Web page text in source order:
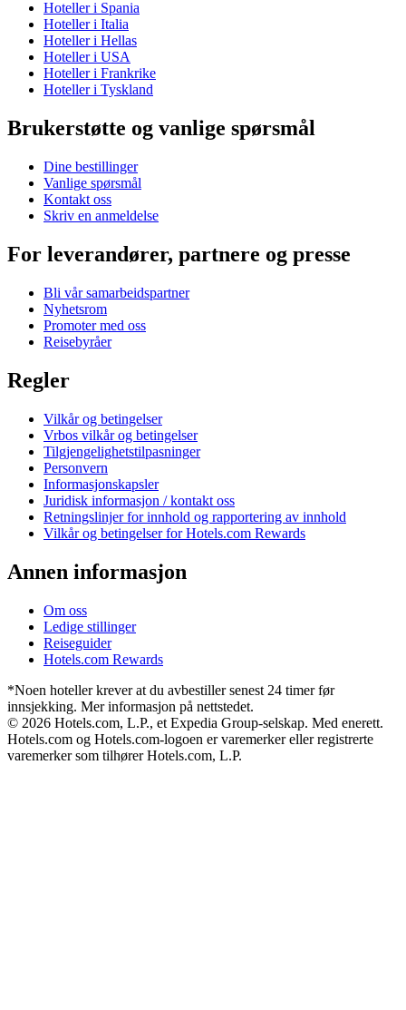
Hoteller i Spania
Hoteller i Italia
Hoteller i Hellas
Hoteller i USA
Hoteller i Frankrike
Hoteller i Tyskland
Brukerstøtte og vanlige spørsmål
Dine bestillinger
Vanlige spørsmål
Kontakt oss
Skriv en anmeldelse
For leverandører, partnere og presse
Bli vår samarbeidspartner
Nyhetsrom
Promoter med oss
Reisebyråer
Regler
Vilkår og betingelser
Vrbos vilkår og betingelser
Tilgjengelighetstilpasninger
Personvern
Informasjonskapsler
Juridisk informasjon / kontakt oss
Retningslinjer for innhold og rapportering av innhold
Vilkår og betingelser for Hotels.com Rewards
Annen informasjon
Om oss
Ledige stillinger
Reiseguider
Hotels.com Rewards
*Noen hoteller krever at du avbestiller senest 24 timer før
innsjekking. Mer informasjon på nettstedet.
© 2026 Hotels.com, L.P., et Expedia Group-selskap. Med enerett.
Hotels.com og Hotels.com-logoen er varemerker eller registrerte
varemerker som tilhører Hotels.com, L.P.